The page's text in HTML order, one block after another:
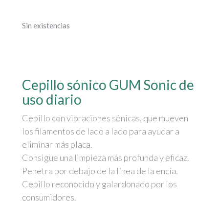
Sin existencias
Cepillo sónico GUM Sonic de
uso diario
Cepillo con vibraciones sónicas, que mueven
los filamentos de lado a lado para ayudar a
eliminar más placa.
Consigue una limpieza más profunda y eficaz.
Penetra por debajo de la línea de la encía.
Cepillo reconocido y galardonado por los
consumidores.